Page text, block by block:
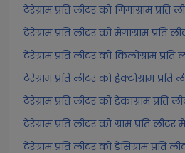
टेरेग्राम प्रति लीटर को गिगाग्राम प्रति
टेरेग्राम प्रति लीटर को मेगाग्राम प्रति
टेरेग्राम प्रति लीटर को किलोग्राम
टेरेग्राम प्रति लीटर को हेक्टोग्राम
टेरेग्राम प्रति लीटर को डेकाग्राम प्रति
टेरेग्राम प्रति लीटर को ग्राम प्रति
टेरेग्राम प्रति लीटर को डेसिग्राम प्रति